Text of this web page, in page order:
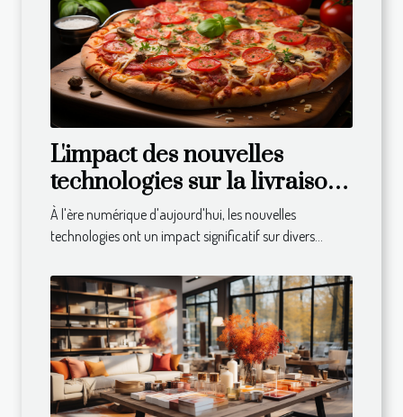
L'impact des nouvelles
technologies sur la livraison
de repas à domicile
À l'ère numérique d'aujourd'hui, les nouvelles
technologies ont un impact significatif sur divers...